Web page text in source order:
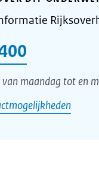
van maandag tot en